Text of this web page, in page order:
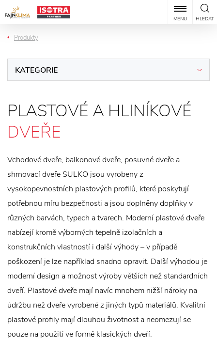
HLEDAT
MENU
Produkty
KATEGORIE
PLASTOVÉ A HLINÍKOVÉ
DVEŘE
Vchodové dveře, balkonové dveře, posuvné dveře a
shrnovací dveře SULKO jsou vyrobeny z
vysokopevnostních plastových profilů, které poskytují
potřebnou míru bezpečnosti a jsou doplněny doplňky v
různých barvách, typech a tvarech. Moderní plastové dveře
nabízejí kromě výborných tepelně izolačních a
konstrukčních vlastností i další výhody – v případě
poškození je lze například snadno opravit. Další výhodou je
moderní design a možnost výroby větších než standardních
dveří. Plastové dveře mají navíc mnohem nižší nároky na
údržbu než dveře vyrobené z jiných typů materiálů. Kvalitní
plastové profily mají dlouhou životnost a neomezují se
pouze na použití ve formě klasických dveří.